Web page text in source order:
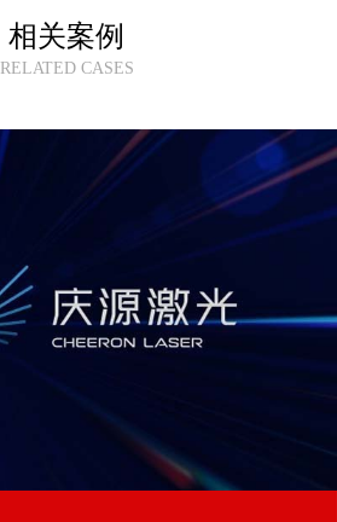
相关案例
RELATED CASES